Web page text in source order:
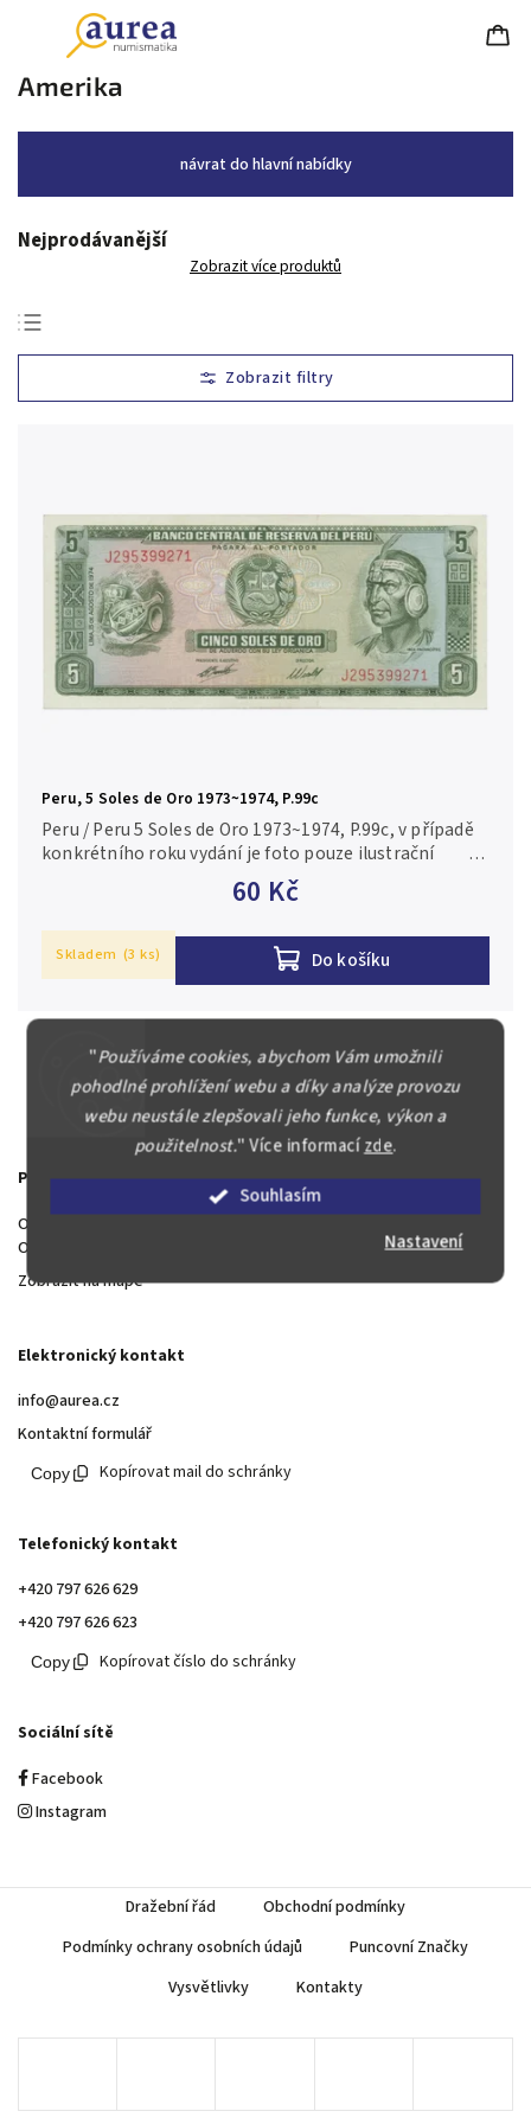
"Používáme cookies, abychom Vám umožnili
pohodlné prohlížení webu a díky analýze provozu
webu neustále zlepšovali jeho funkce, výkon a
použitelnost."Více informacízde.
Souhlasím
Nastavení
Amerika
návrat do hlavní nabídky
Nejprodávanější
Zobrazit více produktů
Nejlevnější
Nejdražší
Chronologicky
Peru, 5 Soles de Oro 1973~1974, P.99c
60 Kč
Do košíku
Peru / Peru 5 Soles de Oro 1973~1974, P.99c, v případě
konkrétního roku vydání je foto pouze ilustrační
Skladem (3 ks)
Prodejna
Ostrovského 4, 150 00 Praha 5
Otevřeno po - pá 10 - 12 a 13 - 17 hod
Zobrazit na mapě
Elektronický kontakt
info@aurea.cz
Kontaktní formulář
Kopírovat mail do schránky
Telefonický kontakt
+420 797 626 629
+420 797 626 623
Kopírovat číslo do schránky
Sociální sítě
Facebook
Instagram
Dražební řád
Obchodní podmínky
Podmínky ochrany osobních údajů
Puncovní Značky
Vysvětlivky
Kontakty